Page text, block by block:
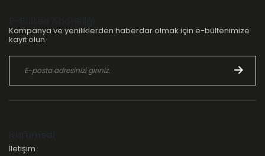
Kampanya ve yeniliklerden haberdar olmak için e-bültenimize
kayıt olun.
İletişim